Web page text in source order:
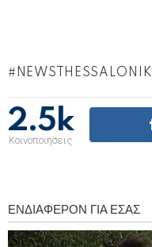
NEWSTHESSALONIKI
2.5k
Κοινοποιήσεις